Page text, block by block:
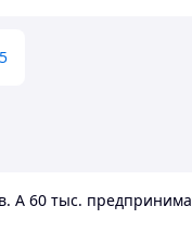
А 60 тыс.